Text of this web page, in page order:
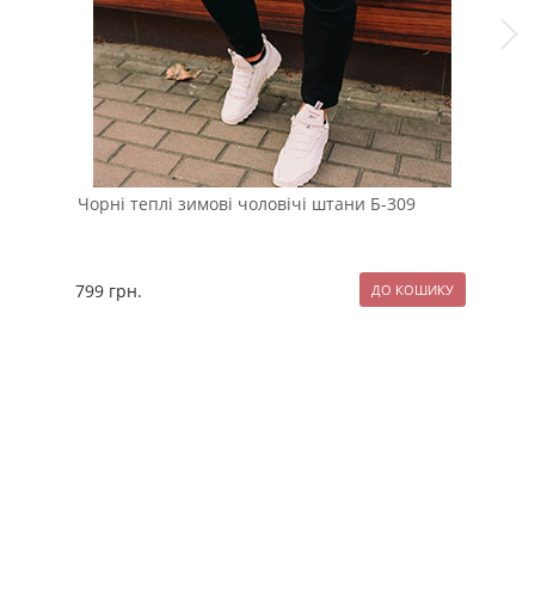
Чорні теплі зимові чоловічі штани Б-309
799 грн.